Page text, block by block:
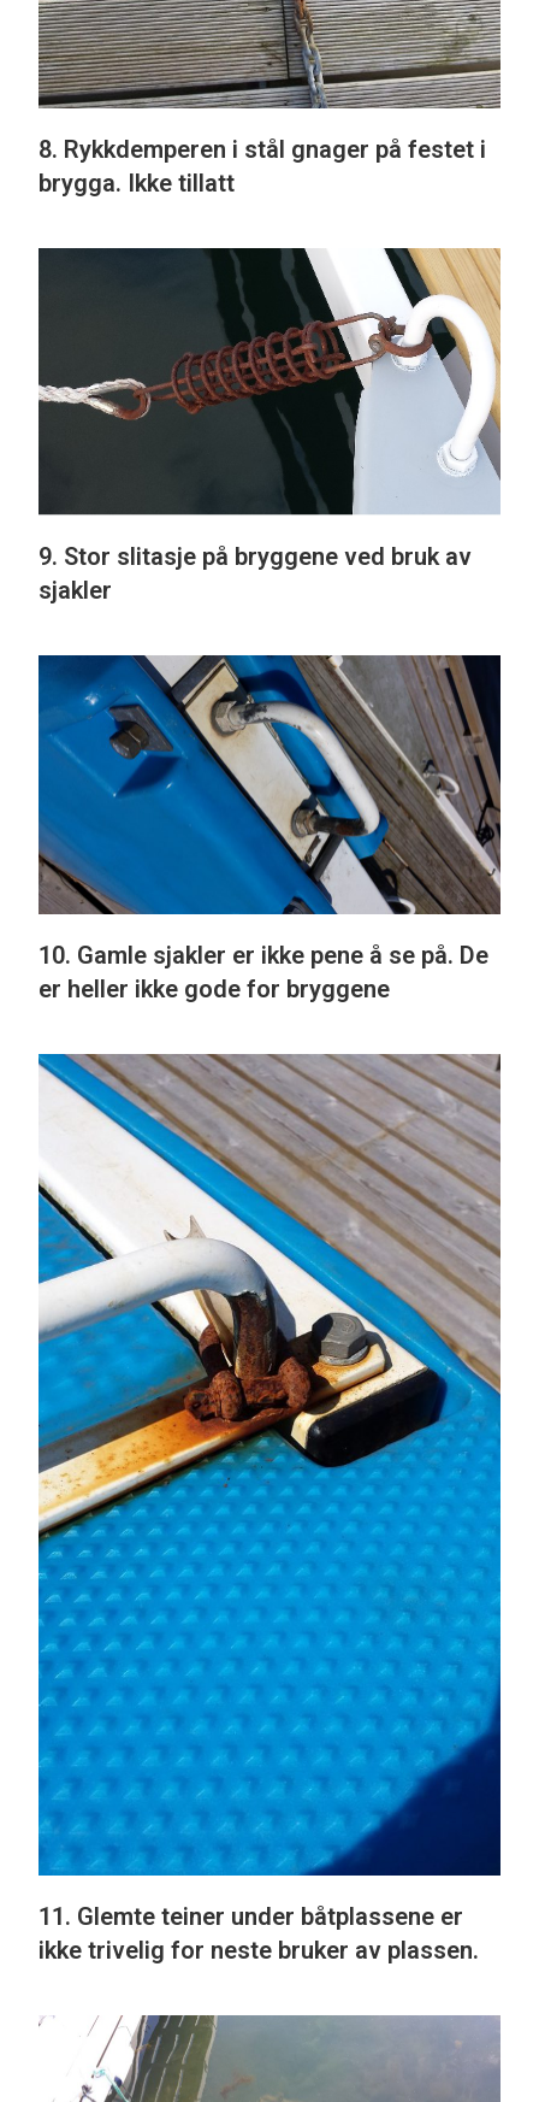
8. Rykkdemperen i stål gnager på festet i
brygga. Ikke tillatt
9. Stor slitasje på bryggene ved bruk av
sjakler
10. Gamle sjakler er ikke pene å se på. De
er heller ikke gode for bryggene
11. Glemte teiner under båtplassene er
ikke trivelig for neste bruker av plassen.